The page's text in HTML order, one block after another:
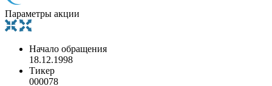
Параметры акции
Начало обращения
18.12.1998
Тикер
000078